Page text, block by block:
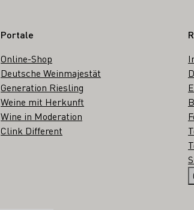
Portale
Online-Shop
Deutsche Weinmajestät
Generation Riesling
Weine mit Herkunft
Wine in Moderation
Clink Different